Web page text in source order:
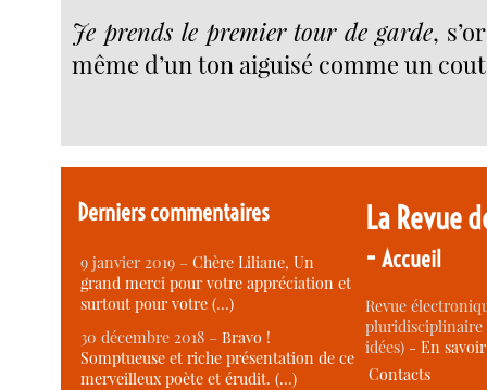
Je prends le premier tour de garde,
même d’un ton aiguisé comme un
Derniers commentaires
9 janvier 2019 –Chère Liliane, Un
grand merci pour votre appréciation et
surtout pour votre (…)
30 décembre 2018 –Bravo !
Somptueuse et riche présentation de ce
merveilleux poète et érudit. (…)
La Revue
-Accueil
Revue
idées) -En
Contacts